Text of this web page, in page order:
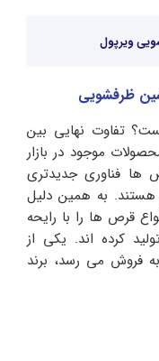
ویرپول
ظرفشویی
تفاوت نهایی بین
موجود در بازار
فناوری جدیدتری
به همین دلیل
قرص ها را با رایحه
کرده اند. یکی از
به فروش می رسد، برند